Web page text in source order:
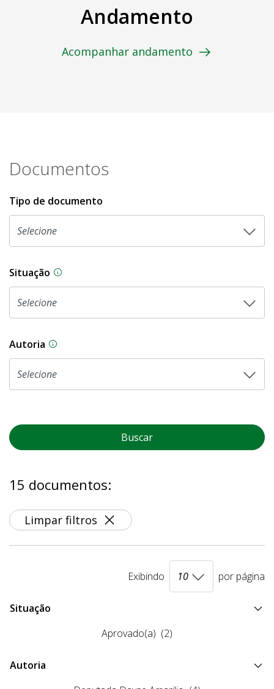
Andamento
Acompanhar andamento
Documentos
Tipo de documento
Situação Na CLDF, as proposições legislativas
Autoria As proposições legislativas na CLDF podem
Buscar
15 documentos:
Limpar filtros
Exibindo por página
Situação
Aprovado(a) (2)
Autoria